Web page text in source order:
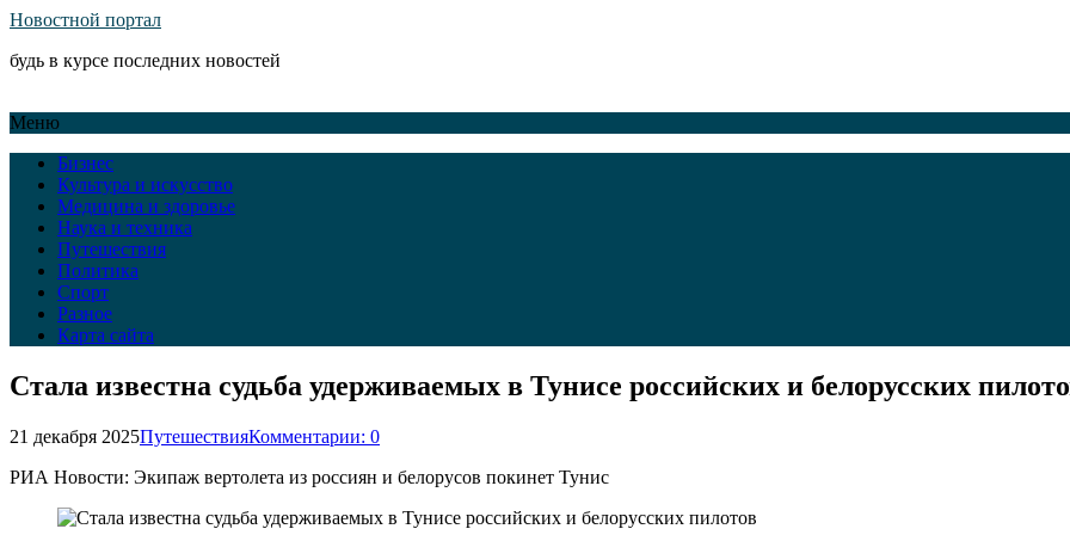
Новостной портал
будь в курсе последних новостей
Меню
Бизнес
Культура и искусство
Медицина и здоровье
Наука и техника
Путешествия
Политика
Спорт
Разное
Карта сайта
Стала известна судьба удерживаемых в Тунисе российских и белорусских
21 декабря 2025ПутешествияКомментарии: 0
РИА Новости: Экипаж вертолета из россиян и белорусов покинет Тунис